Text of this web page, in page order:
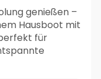
genießen –
Hausboot mit
für